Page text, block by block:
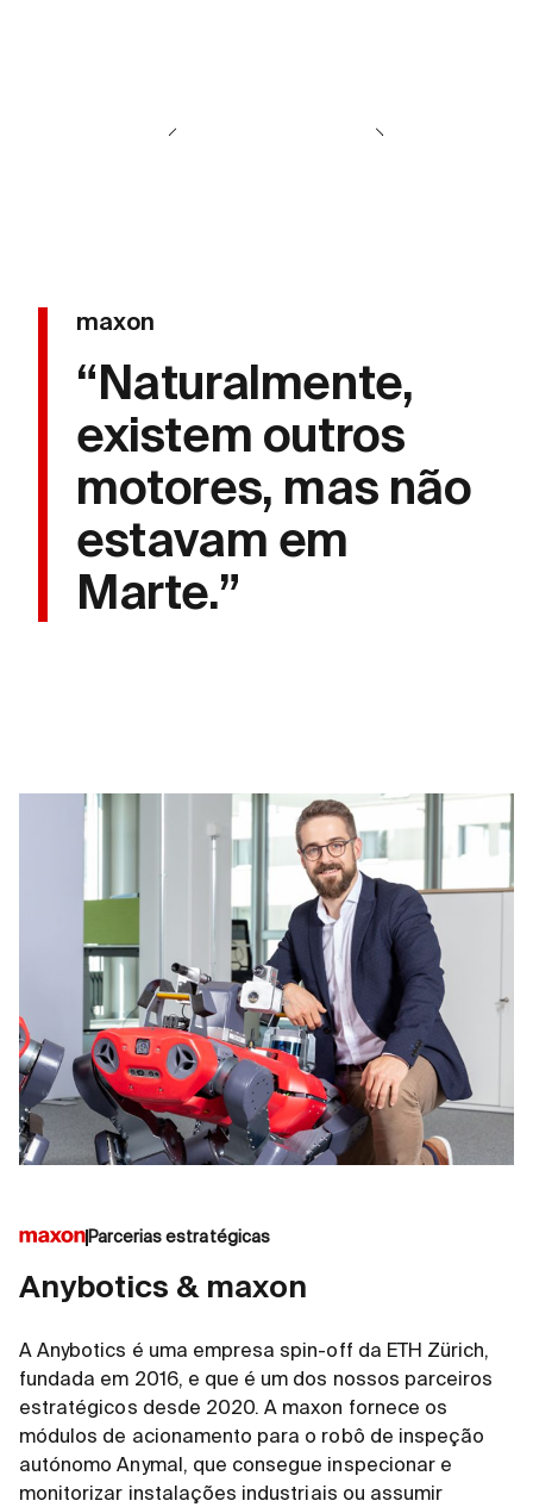
maxon
“Naturalmente,
existem outros
motores, mas não
estavam em
Marte.”
Parcerias estratégicas
Anybotics & maxon
A Anybotics é uma empresa spin-off da ETH Zürich,
fundada em 2016, e que é um dos nossos parceiros
estratégicos desde 2020. A maxon fornece os
módulos de acionamento para o robô de inspeção
autónomo Anymal, que consegue inspecionar e
monitorizar instalações industriais ou assumir